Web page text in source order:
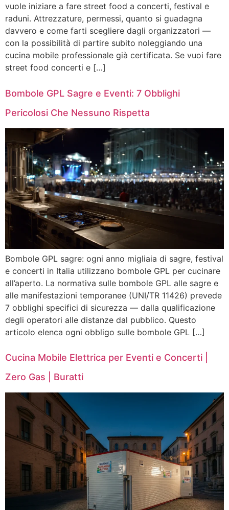
vuole iniziare a fare street food a concerti, festival e
raduni. Attrezzature, permessi, quanto si guadagna
davvero e come farti scegliere dagli organizzatori —
con la possibilità di partire subito noleggiando una
cucina mobile professionale già certificata. Se vuoi fare
street food concerti e […]
Bombole GPL Sagre e Eventi: 7 Obblighi
Pericolosi Che Nessuno Rispetta
Bombole GPL sagre: ogni anno migliaia di sagre, festival
e concerti in Italia utilizzano bombole GPL per cucinare
all’aperto. La normativa sulle bombole GPL alle sagre e
alle manifestazioni temporanee (UNI/TR 11426) prevede
7 obblighi specifici di sicurezza — dalla qualificazione
degli operatori alle distanze dal pubblico. Questo
articolo elenca ogni obbligo sulle bombole GPL […]
Cucina Mobile Elettrica per Eventi e Concerti |
Zero Gas | Buratti